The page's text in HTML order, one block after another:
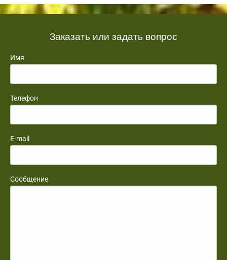
Заказать или задать вопрос
Имя
Телефон
E-mail
Сообщение